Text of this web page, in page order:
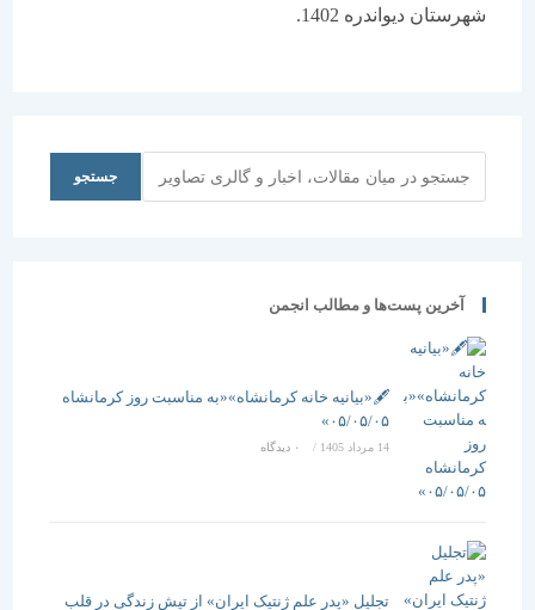
شهرستان دیواندره 1402.
جستجو
آخرین پست‌ها و مطالب انجمن
🖋️«بیانیه خانه کرمانشاه»«به مناسبت روز کرمانشاه
۰۵/۰۵/۰۵»
/ ۰ دیدگاه
تجلیل «پدر علم ژنتیک ایران» از تپشِ زندگی در قلب